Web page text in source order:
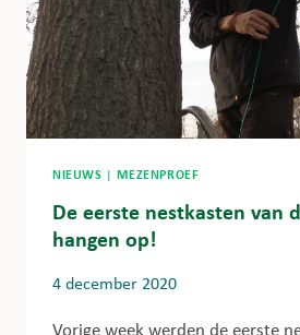
NIEUWS |MEZENPROEF
De eerste nestkasten van
hangen op!
4 december 2020
Vorige week werden de eerste